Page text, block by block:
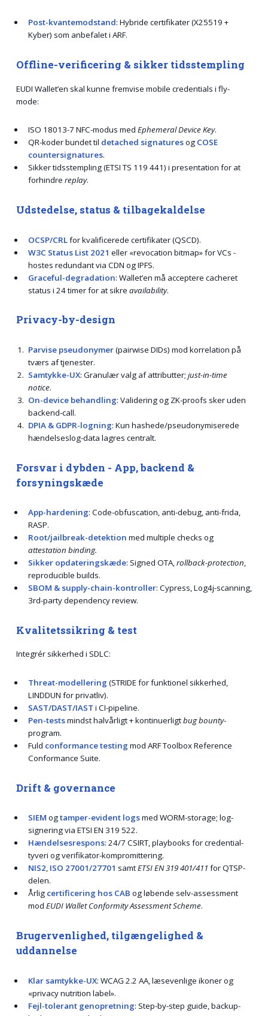
Post-kvantemodstand: Hybride certifikater (X25519 +
Kyber) som anbefalet i ARF.
Offline-verificering & sikker tidsstempling
EUDI Wallet’en skal kunne fremvise mobile credentials i fly-
mode:
ISO 18013-7 NFC-modus med Ephemeral Device Key.
QR-koder bundet til detached signaturesog COSE
countersignatures.
Sikker tidsstempling (ETSI TS 119 441) i presentation for at
forhindre replay.
Udstedelse, status & tilbagekaldelse
OCSP/CRLfor kvalificerede certifikater (QSCD).
W3C Status List 2021 eller «revocation bitmap» for VCs -
hostes redundant via CDN og IPFS.
Graceful-degradation: Wallet’en må acceptere cacheret
status i 24 timer for at sikre availability.
Privacy-by-design
Parvise pseudonymer(pairwise DIDs) mod korrelation på
tværs af tjenester.
Samtykke-UX: Granulær valg af attributter; just-in-time
notice.
On-device behandling: Validering og ZK-proofs sker uden
backend-call.
DPIA & GDPR-logning: Kun hashede/pseudonymiserede
hændelseslog-data lagres centralt.
Forsvar i dybden - App, backend &
forsyningskæde
App-hardening: Code-obfuscation, anti-debug, anti-frida,
RASP.
Root/jailbreak-detektion med multiple checks og
attestation binding.
Sikker opdateringskæde: Signed OTA,rollback-protection,
reproducible builds.
SBOM & supply-chain-kontroller: Cypress, Log4j-scanning,
3rd-party dependency review.
Kvalitetssikring & test
Integrér sikkerhed i SDLC:
Threat-modellering (STRIDE for funktionel sikkerhed,
LINDDUN for privatliv).
SAST/DAST/IAST i CI-pipeline.
Pen-testsmindst halvårligt + kontinuerligtbug bounty-
program.
Fuld conformance testing mod ARF Toolbox Reference
Conformance Suite.
Drift & governance
SIEM ogtamper-evident logsmed WORM-storage; log-
signering via ETSI EN 319 522.
Hændelsesrespons: 24/7 CSIRT, playbooks for credential-
tyveri og verifikator-kompromittering.
NIS2, ISO 27001/27701 samtETSI EN 319 401/411 for QTSP-
delen.
Årlig certificering hos CAB og løbende selv-assessment
mod EUDI Wallet Conformity Assessment Scheme.
Brugervenlighed, tilgængelighed &
uddannelse
Klar samtykke-UX: WCAG 2.2 AA, læsevenlige ikoner og
«privacy nutrition label».
Fejl-tolerant genopretning: Step-by-step guide, backup-